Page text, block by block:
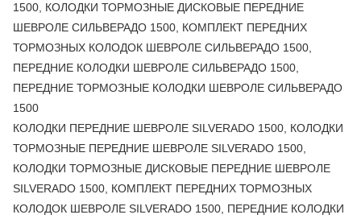
1500, КОЛОДКИ ТОРМОЗНЫЕ ДИСКОВЫЕ ПЕРЕДНИЕ
ШЕВРОЛЕ СИЛЬВЕРАДО 1500, КОМПЛЕКТ ПЕРЕДНИХ
ТОРМОЗНЫХ КОЛОДОК ШЕВРОЛЕ СИЛЬВЕРАДО 1500,
ПЕРЕДНИЕ КОЛОДКИ ШЕВРОЛЕ СИЛЬВЕРАДО 1500,
ПЕРЕДНИЕ ТОРМОЗНЫЕ КОЛОДКИ ШЕВРОЛЕ СИЛЬВЕРАДО
1500
КОЛОДКИ ПЕРЕДНИЕ ШЕВРОЛЕ SILVERADO 1500, КОЛОДКИ
ТОРМОЗНЫЕ ПЕРЕДНИЕ ШЕВРОЛЕ SILVERADO 1500,
КОЛОДКИ ТОРМОЗНЫЕ ДИСКОВЫЕ ПЕРЕДНИЕ ШЕВРОЛЕ
SILVERADO 1500, КОМПЛЕКТ ПЕРЕДНИХ ТОРМОЗНЫХ
КОЛОДОК ШЕВРОЛЕ SILVERADO 1500, ПЕРЕДНИЕ КОЛОДКИ